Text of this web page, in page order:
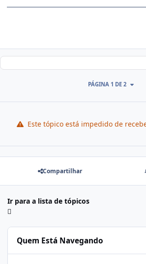
PÁGINA 1 DE 2
Este tópico está impedido de
Compartilhar
Ir para a lista de tópicos
Quem Está Navegando